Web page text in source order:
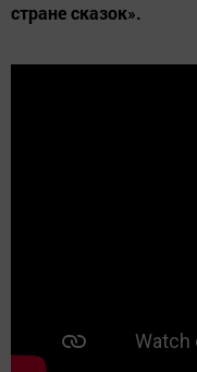
стране сказок».